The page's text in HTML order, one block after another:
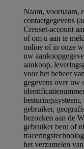
Naam, voornaam,
contactgegevens
Creuset-account
of om u aan te
online of in onze
uw
aankoop,
voor het beheer
gegevens over uw
gebruiker,
bezoeken aan de
gebruiker bent of
het verzamelen